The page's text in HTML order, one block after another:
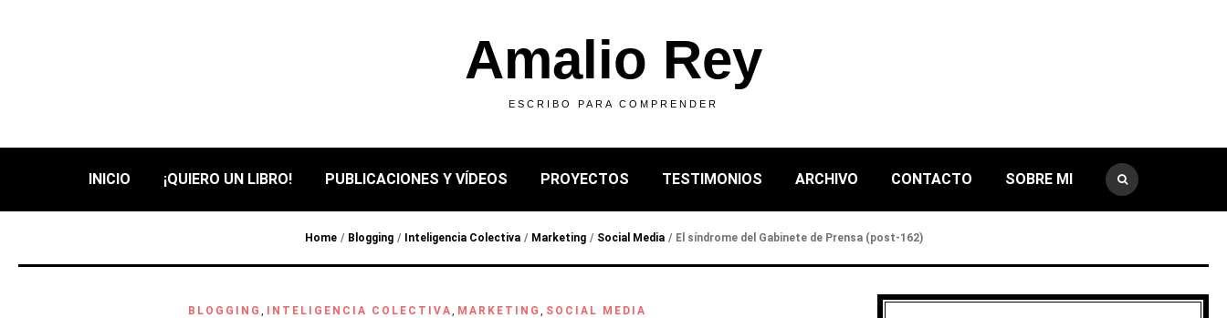
Amalio Rey
ESCRIBO PARA COMPRENDER
INICIO ¡QUIERO UN LIBRO! PUBLICACIONES Y VÍDEOS PROYECTOS TESTIMONIOS ARCHIVO CONTACTO SOBRE MI
Home / Blogging / Inteligencia Colectiva / Marketing / Social Media / El síndrome del Gabinete de Prensa (post-162)
BLOGGING , INTELIGENCIA COLECTIVA, MARKETING , SOCIAL MEDIA